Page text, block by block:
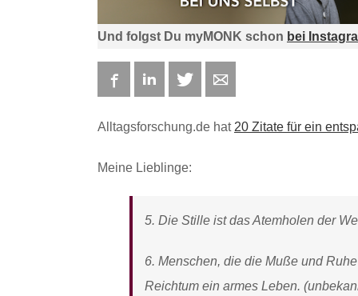
Und folgst Du myMONK schon bei
FacebookLinkedIn Twitter
Alltagsforschung.de hat 20 Zitate für ein
Meine Lieblinge:
5. Die Stille ist das Atemholen der
6. Menschen, die die Muße und
Reichtum ein armes Leben.